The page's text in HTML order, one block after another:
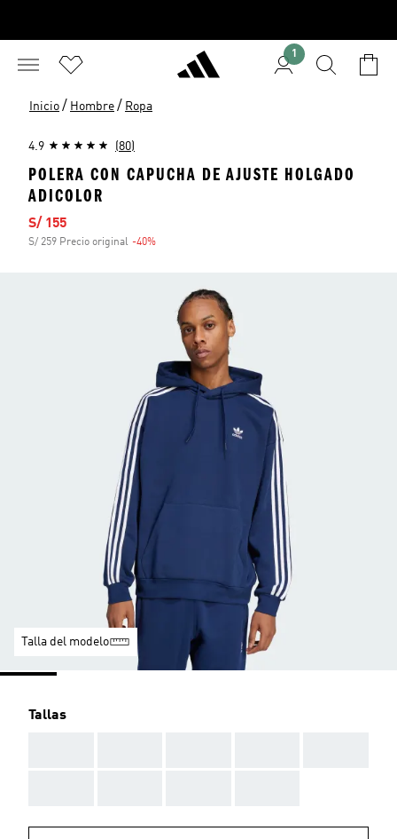
1
Inicio / Hombre / Ropa
4.9 (80)
POLERA CON CAPUCHA DE AJUSTE HOLGADO
ADICOLOR
Precio de venta
S/ 155
S/ 259 Precio original -40%
Talla del modelo
Tallas